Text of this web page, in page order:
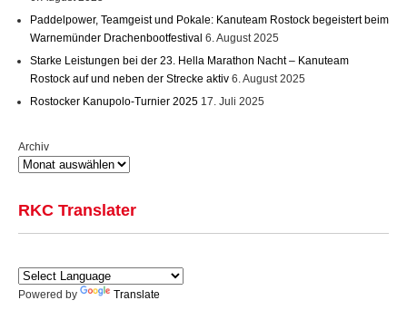
Paddelpower, Teamgeist und Pokale: Kanuteam Rostock begeistert beim
Warnemünder Drachenbootfestival 6. August 2025
Starke Leistungen bei der 23. Hella Marathon Nacht – Kanuteam
Rostock auf und neben der Strecke aktiv 6. August 2025
Rostocker Kanupolo-Turnier 2025 17. Juli 2025
Archiv
RKC Translater
Powered by Translate